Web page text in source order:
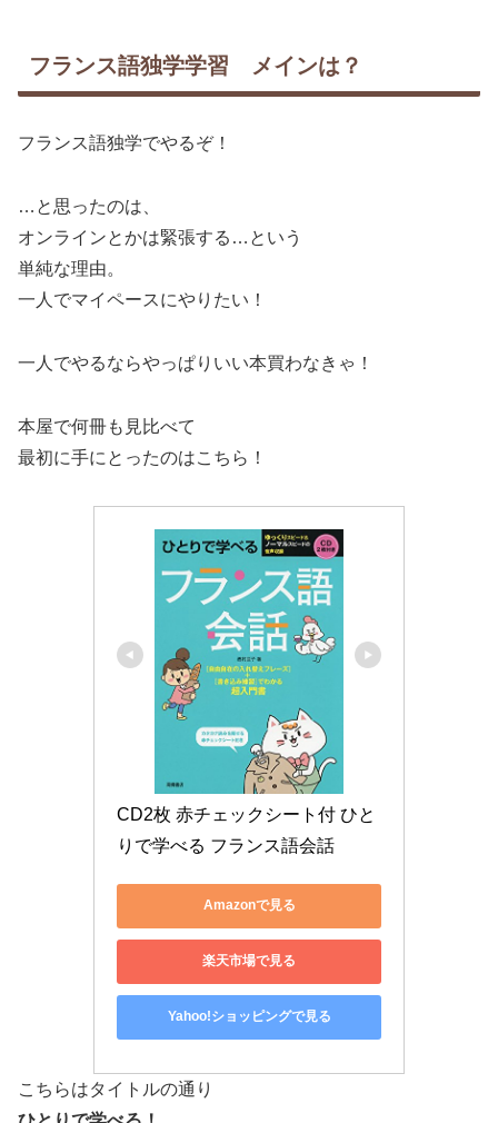
フランス語独学学習 メインは？
フランス語独学でやるぞ！
…と思ったのは、
オンラインとかは緊張する…という
単純な理由。
一人でマイペースにやりたい！
一人でやるならやっぱりいい本買わなきゃ！
本屋で何冊も見比べて
最初に手にとったのはこちら！
CD2枚 赤チェックシート付 ひと
りで学べる フランス語会話
Amazonで見る
楽天市場で見る
Yahoo!ショッピングで見る
こちらはタイトルの通り